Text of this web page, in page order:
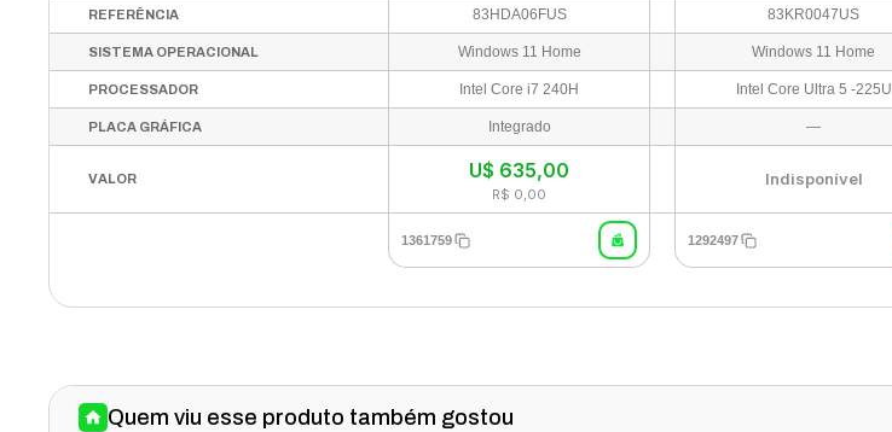
REFERÊNCIA 83HDA06FUS 83KR0047US
SISTEMA OPERACIONAL Windows 11 Home Windows 11 Home
PROCESSADOR Intel Core i7 240H Intel Core Ultra 5 -225U
PLACA GRÁFICA Integrado —
VALOR U$ 635,00
R$ 0,00
Indisponível
1361759 1292497
Quem viu esse produto também gostou